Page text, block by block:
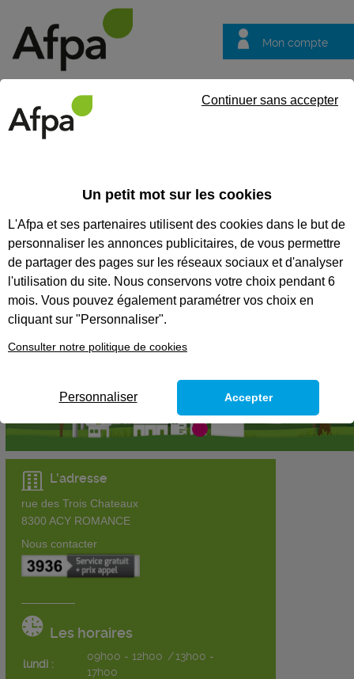
Mon compte
questions
CENTRE DE RETHEL ACY
ROMANCE
L'adresse
rue des Trois Chateaux
8300 ACY ROMANCE
Nous contacter
Les horaires
lundi :
09h00 - 12h00 /13h00 -
17h00
Un petit mot sur les cookies
L'Afpa et ses partenaires utilisent des cookies dans le but de
personnaliser les annonces publicitaires, de vous permettre
de partager des pages sur les réseaux sociaux et d'analyser
l'utilisation du site. Nous conservons votre choix pendant 6
mois. Vous pouvez également paramétrer vos choix en
cliquant sur "Personnaliser".
Consulter notre politique de cookies
Continuer sans accepter
Personnaliser Accepter